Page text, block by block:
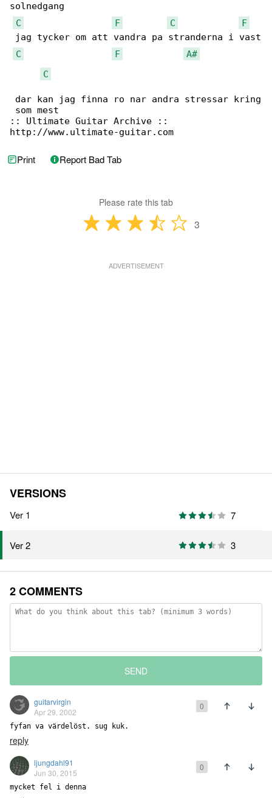
solnedgang
C
F C
F
jag tycker om att vandra pa stranderna i vast
C
F
A#
C
dar kan jag finna ro nar andra stressar kring
som mest
:: Ultimate Guitar Archive ::
http://www.ultimate-guitar.com
Print Report Bad Tab
Please rate this tab
3
VERSIONS
Ver 1 7
Ver 2 3
2 COMMENTS
SEND
guitarvirgin
Apr 29, 2002
0
fyfan va värdelöst. sug kuk.
reply
ljungdahl91
Jun 30, 2015
0
mycket fel i denna